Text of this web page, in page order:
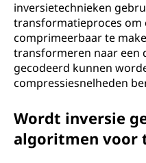
inversietechnieken
transformatieproces om
comprimeerbaar te
transformeren naar een
gecodeerd kunnen
compressiesnelheden
Wordt inversie
algoritmen voor